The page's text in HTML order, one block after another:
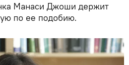
Манаси Джоши держит
по ее подобию.